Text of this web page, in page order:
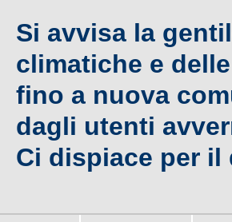
Si avvisa la
climatiche e
fino a nuova
dagli utenti
Ci dispiace per